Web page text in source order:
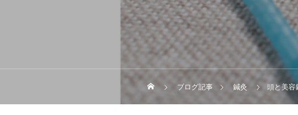
ブログ記事 鍼灸 頭と美容